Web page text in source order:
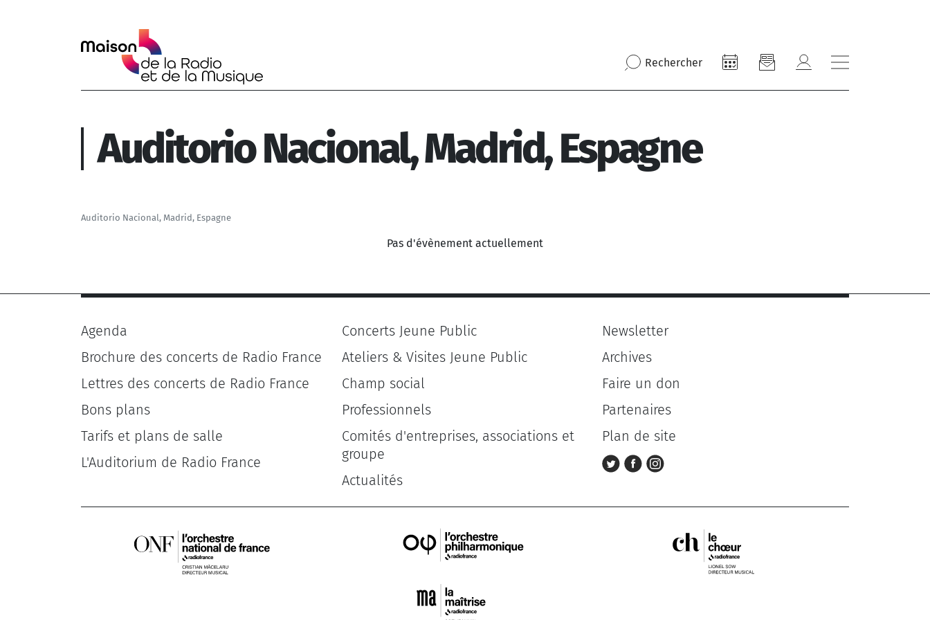
Rechercher
Auditorio Nacional, Madrid, Espagne
Auditorio Nacional, Madrid, Espagne
Pas d'évènement actuellement
Agenda
Brochure des concerts de Radio France
Lettres des concerts de Radio France
Bons plans
Tarifs et plans de salle
L'Auditorium de Radio France
Concerts Jeune Public
Ateliers & Visites Jeune Public
Champ social
Professionnels
Comités d'entreprises, associations et
groupe
Actualités
Newsletter
Archives
Faire un don
Partenaires
Plan de site